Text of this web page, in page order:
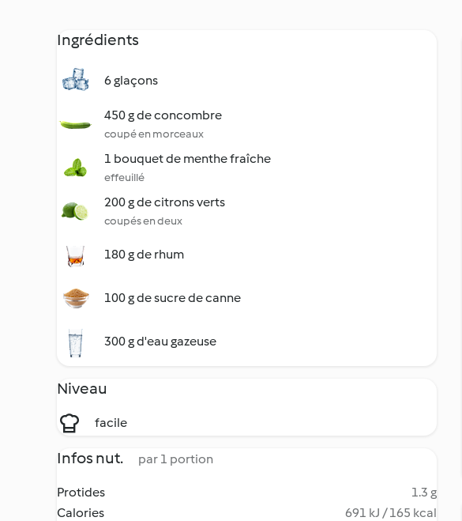
Ingrédients
6 glaçons
450 g de concombre
coupé en morceaux
1 bouquet de menthe fraîche
effeuillé
200 g de citrons verts
coupés en deux
180 g de rhum
100 g de sucre de canne
300 g d'eau gazeuse
Niveau
facile
Infos nut. par 1 portion
Protides
1.3 g
Calories
691 kJ / 165 kcal